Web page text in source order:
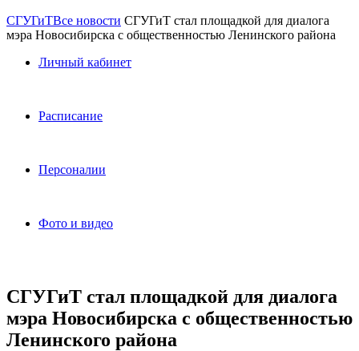
СГУГиТВсе новости СГУГиТ стал площадкой для диалога
мэра Новосибирска с общественностью Ленинского района
Личный кабинет
Расписание
Персоналии
Фото и видео
СГУГиТ стал площадкой для диалога
мэра Новосибирска с общественностью
Ленинского района